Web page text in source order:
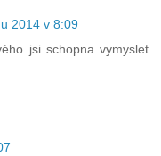
2014 v 8:09
jsi schopna vymyslet.